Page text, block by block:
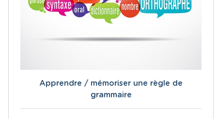
Apprendre / mémoriser une règle de
grammaire